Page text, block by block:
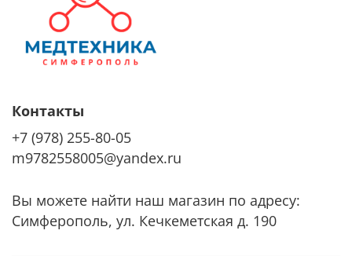
Контакты
+7 (978) 255-80-05
m9782558005@yandex.ru
Вы можете найти наш магазин по адресу:
Симферополь, ул. Кечкеметская д. 190